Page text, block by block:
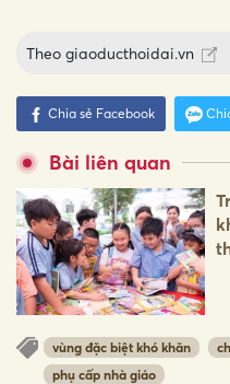
Theo giaoducthoidai.vn
Chia sẻ Facebook
Bài liên quan
vùng đặc biệt khó khăn
phụ cấp nhà giáo